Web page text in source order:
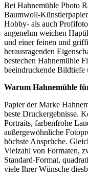
Bei Hahnemühle Photo
Baumwoll-
Hobby- als auch
angenehm weichen
und einer feinen und
herausragenden
bestechen Hahnemühle
beeindruckende Bildtiefe
Warum Hahnemühle
Papier der Marke
beste Druckergebnisse.
Portraits, farbenfrohe
außergewöhnliche
höchste Ansprüche.
Vielzahl von Formaten,
Standard-Format,
viele Ihrer Wünsche